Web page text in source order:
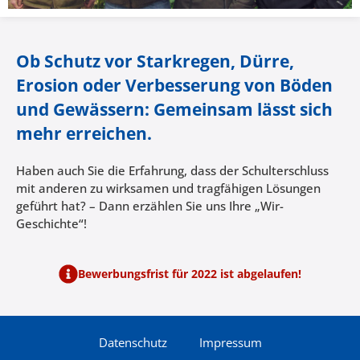
Ob Schutz vor Starkregen, Dürre,
Erosion oder Verbesserung von Böden
und Gewässern: Gemeinsam lässt sich
mehr erreichen.
Haben auch Sie die Erfahrung, dass der Schulterschluss
mit anderen zu wirksamen und tragfähigen Lösungen
geführt hat? – Dann erzählen Sie uns Ihre „Wir-
Geschichte“!
Bewerbungsfrist für 2022 ist abgelaufen!
Datenschutz Impressum